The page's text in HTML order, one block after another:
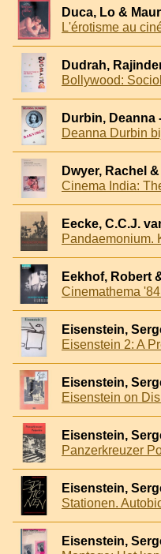
Duca, Lo &
Dudrah,
Durbin, Deanna
Dwyer, Rachel
Eecke, C.C.J.
Eisenstein,
Eisenstein,
Eisenstein on
Eisenstein,
Panzerkreuzer
Eisenstein,